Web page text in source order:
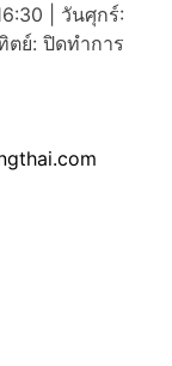
| วันศุกร์:
ตย์: ปิดทำการ